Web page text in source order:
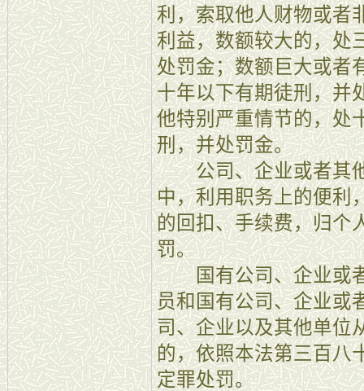
利，索取他人财物或者
利益，数额较大的，处
处罚金；数额巨大或者
十年以下有期徒刑，并
他特别严重情节的，处
刑，并处罚金。
公司、企业或者其他
中，利用职务上的便利
的回扣、手续费，归个
罚。
国有公司、企业或者
员和国有公司、企业或
司、企业以及其他单位
的，依照本法第三百八
定罪处罚。